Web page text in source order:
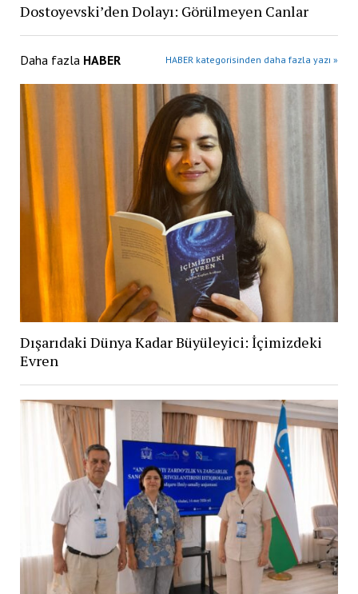
Dostoyevski’den Dolayı: Görülmeyen Canlar
Daha fazla HABER HABER kategorisinden daha fazla yazı »
Dışarıdaki Dünya Kadar Büyüleyici: İçimizdeki
Evren